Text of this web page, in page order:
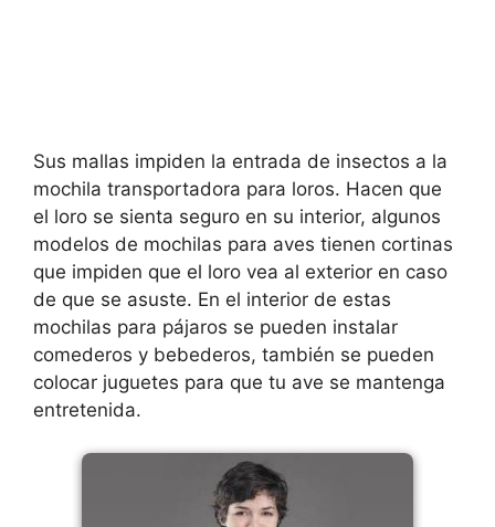
Sus mallas impiden la entrada de insectos a la
mochila transportadora para loros. Hacen que
el loro se sienta seguro en su interior, algunos
modelos de mochilas para aves tienen cortinas
que impiden que el loro vea al exterior en caso
de que se asuste. En el interior de estas
mochilas para pájaros se pueden instalar
comederos y bebederos, también se pueden
colocar juguetes para que tu ave se mantenga
entretenida.